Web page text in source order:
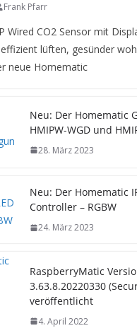
Frank Pfarr
Wired CO2 Sensor mit
lüften, gesünder
neue Homematic
Neu: Der Homematic
HMIPW-WGD und
28. März 2023
Neu: Der Homematic
Controller – RGBW
24. März 2023
RaspberryMatic
3.63.8.20220330
veröffentlicht
4. April 2022